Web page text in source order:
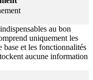
au bon
uniquement les
base et les fonctionnalités
aucune information